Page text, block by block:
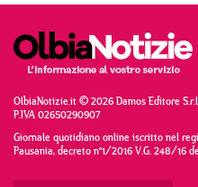
OlbiaNotizie.it © 2026 Damos Editore
P.IVA 02650290907
Giornale quotidiano online iscritto nel
Pausania, decreto n°1/2016 V.G. 248/16